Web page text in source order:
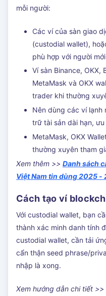
mỗi người:
Các ví của sàn giao
(custodial wallet),
phù hợp với người
Ví sàn Binance, OKX,
MetaMask và OKX
trader khi thường
Nên dùng các ví lạnh
trữ tài sản dài hạn,
MetaMask, OKX
thường xuyên tham
Xem thêm >> Danh sách
Việt Nam tin dùng 2025 -
Cách tạo ví
Với custodial wallet, bạn
thành xác minh danh tính
custodial wallet, cần tải
cẩn thận seed phrase/
nhập là xong.
Xem hướng dẫn chi tiết >>